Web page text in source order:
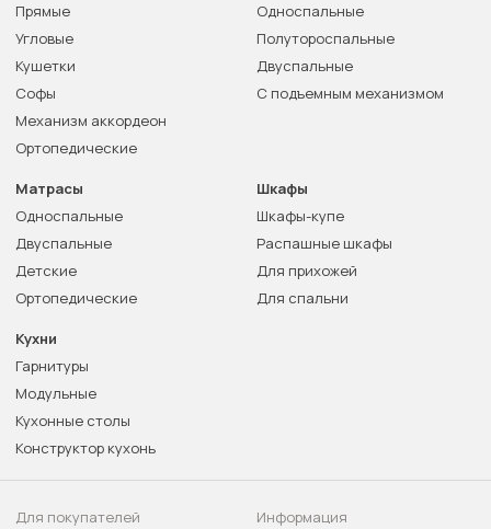
Прямые
Угловые
Кушетки
Софы
Механизм аккордеон
Ортопедические
Односпальные
Полутороспальные
Двуспальные
С подъемным механизмом
Матрасы
Односпальные
Двуспальные
Детские
Ортопедические
Шкафы
Шкафы-купе
Распашные шкафы
Для прихожей
Для спальни
Кухни
Гарнитуры
Модульные
Кухонные столы
Конструктор кухонь
Для покупателей
Информация